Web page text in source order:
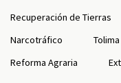
Recuperación de Tierras
Narcotráfico
Tolima
Reforma Agraria